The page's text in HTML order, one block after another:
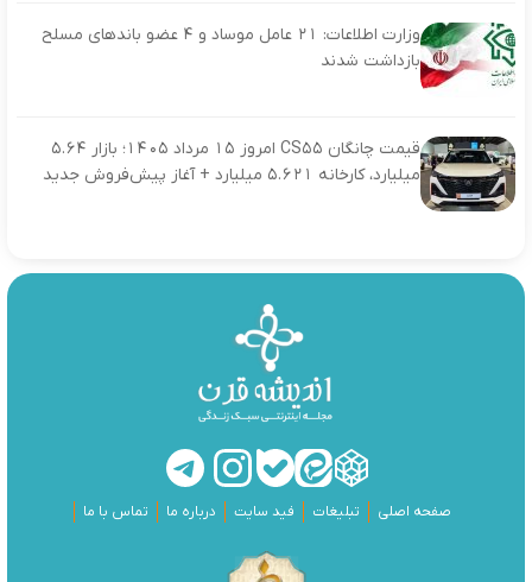
وزارت اطلاعات: ۲۱ عامل موساد و ۴ عضو باندهای مسلح
بازداشت شدند
قیمت چانگان CS55 امروز ۱۵ مرداد ۱۴۰۵؛ بازار ۵.۶۴
میلیارد، کارخانه ۵.۶۲۱ میلیارد + آغاز پیش‌فروش جدید
صفحه اصلی تبلیغات فید سایت درباره ما تماس با ما